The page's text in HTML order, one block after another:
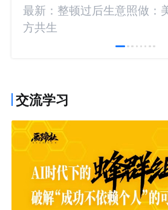
最新：整顿过后生意照做：
方共生
交流学习